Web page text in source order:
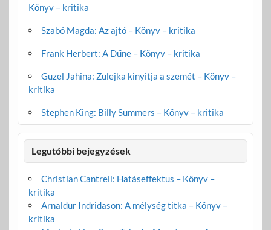
Könyv – kritika
Szabó Magda: Az ajtó – Könyv – kritika
Frank Herbert: A Dűne – Könyv – kritika
Guzel Jahina: Zulejka kinyitja a szemét – Könyv –
kritika
Stephen King: Billy Summers – Könyv – kritika
Legutóbbi bejegyzések
Christian Cantrell: Hatáseffektus – Könyv –
kritika
Arnaldur Indridason: A mélység titka – Könyv –
kritika